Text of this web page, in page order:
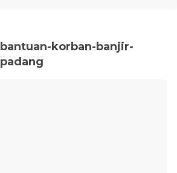
bantuan-korban-banjir-
padang